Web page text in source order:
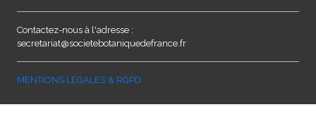
Contactez-nous à l'adresse :
secretariat@societebotaniquedefrance.fr
MENTIONS LEGALES & RGPD